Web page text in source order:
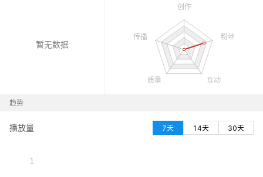
暂无数据
趋势
播放量 7天 14天 30天